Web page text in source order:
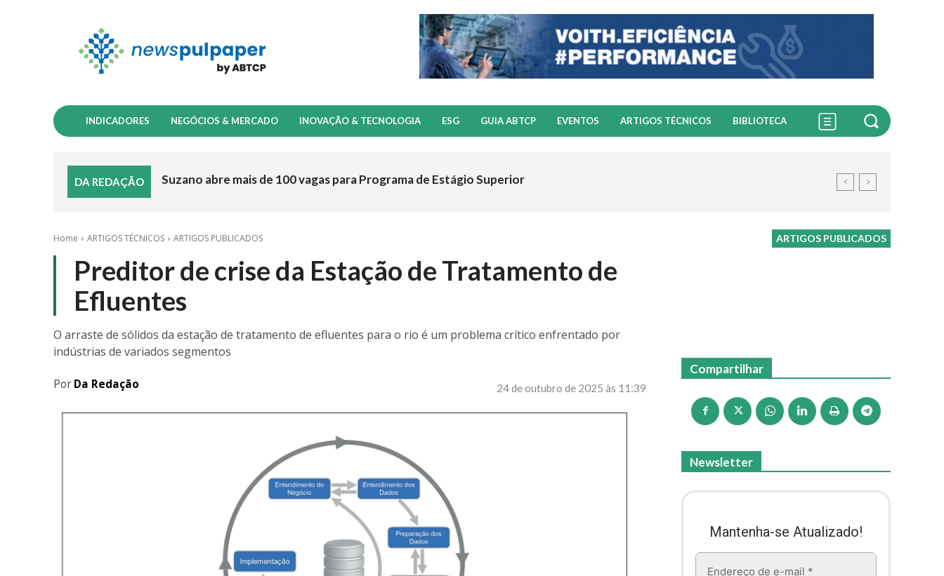
INDICADORES NEGÓCIOS & MERCADO INOVAÇÃO & TECNOLOGIA ESG GUIA ABTCP EVENTOS ARTIGOS TÉCNICOS BIBLIOTECA
DA REDAÇÃO Suzano abre mais de 100 vagas para Programa de Estágio Superior
Home ARTIGOS TÉCNICOS ARTIGOS PUBLICADOS
Preditor de crise da Estação de Tratamento de
Efluentes
ARTIGOS PUBLICADOS
O arraste de sólidos da estação de tratamento de efluentes para o rio é um problema crítico enfrentado por
indústrias de variados segmentos
PorDa Redação 24 de outubro de 2025 às 11:39
Compartilhar
Newsletter
Mantenha-se Atualizado!